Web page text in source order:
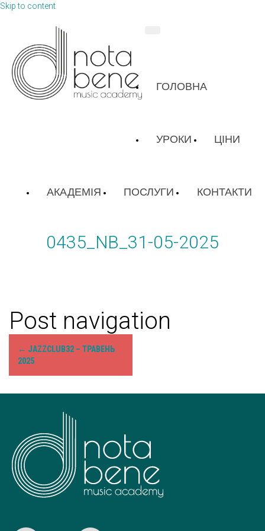
Skip to content
ГОЛОВНА
УРОКИ ЦІНИ
АКАДЕМІЯ ПОСЛУГИ КОНТАКТИ
0435_NB_31-05-2025
Post navigation
← JAZZCLUB32 – ТРАВЕНЬ
2025